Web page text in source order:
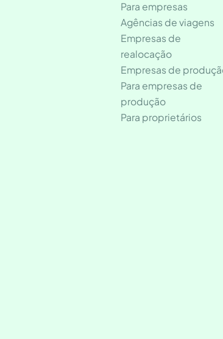
Para empresas
Agências de viagens
Empresas de
realocação
Empresas de
Para empresas de
produção
Para proprietários